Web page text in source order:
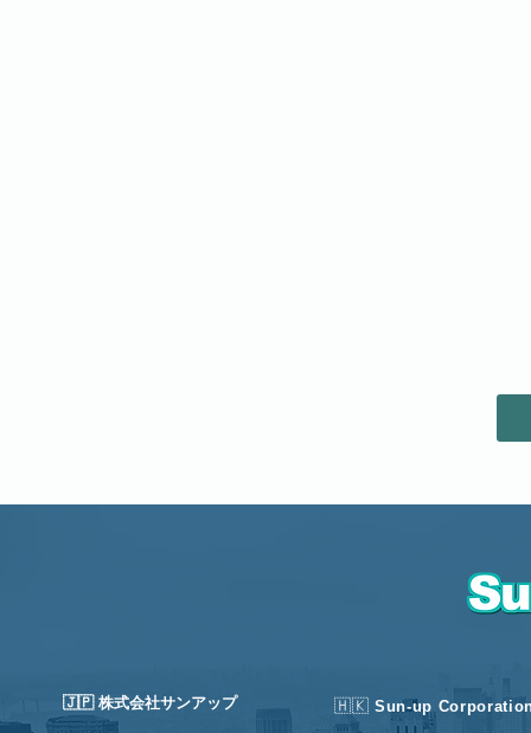
🇯🇵 株式会社サンアップ 🇭🇰Sun-up